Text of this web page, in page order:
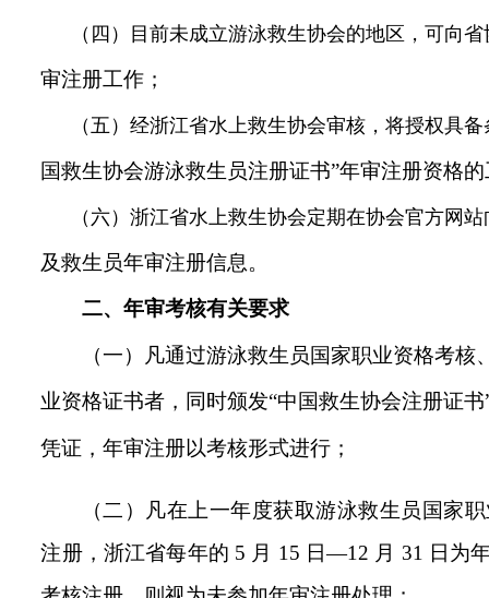
（四）目前未成立游泳救生协会的地区，可向
审注册工作；
（五）经浙江省水上救生协会审核，将授权具
国救生协会游泳救生员注册证书”年审注册资格
（六）浙江省水上救生协会定期在协会官方网
及救生员年审注册信息。
二、年审考核有关要求
（一）凡通过游泳救生员国家职业资格考核
业资格证书者，同时颁发“中国救生协会注册证
凭证，年审注册以考核形式进行；
（二）凡在上一年度获取游泳救生员国家
注册，浙江省每年的 5 月 15 日—12 月 31 日为